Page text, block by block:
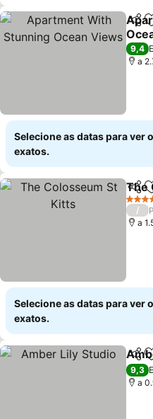
Ver
9,4
a
Selecione as datas para ver
exatos.
The
5
/
a
Selecione as datas para ver
exatos.
9,3
a